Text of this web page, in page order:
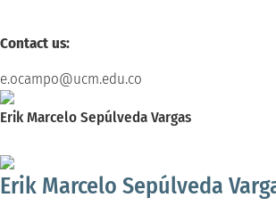
Contact us:
e.ocampo@ucm.edu.co
Erik Marcelo Sepúlveda Vargas
Erik Marcelo Sepúlveda